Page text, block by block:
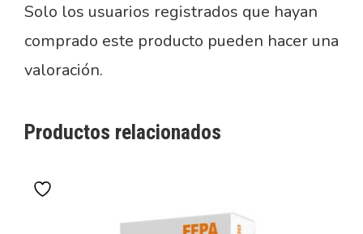
Solo los usuarios registrados que hayan
comprado este producto pueden hacer una
valoración.
Productos relacionados